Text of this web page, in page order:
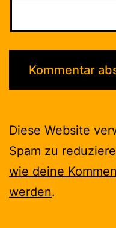
Diese Website
Spam zu
wie deine
werden.